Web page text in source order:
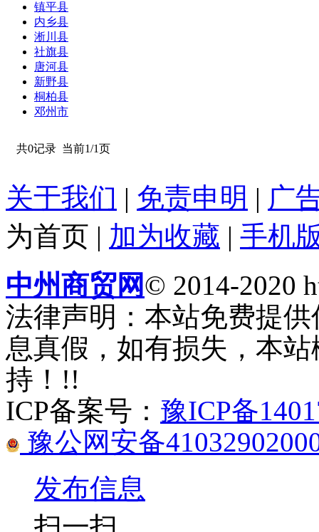
镇平县
内乡县
淅川县
社旗县
唐河县
新野县
桐柏县
邓州市
共0记录 当前1/1页
关于我们 | 免责申明 | 广
为首页 | 加为收藏 | 手机
中州商贸网© 2014-2020
法律声明：本站免费提
息真假，如有损失，本
持！!!
ICP备案号： 豫ICP备
豫公网安备
发布信息